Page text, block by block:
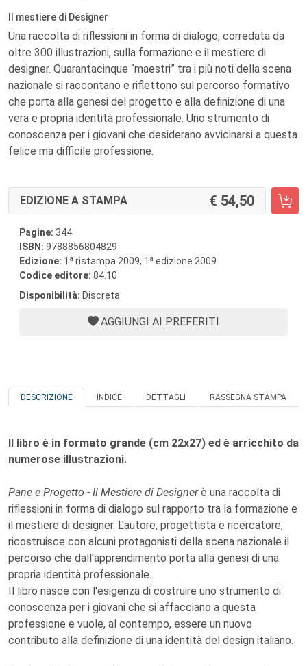
Il mestiere di Designer
Una raccolta di riflessioni in forma di dialogo, corredata da
oltre 300 illustrazioni, sulla formazione e il mestiere di
designer. Quarantacinque “maestri” tra i più noti della scena
nazionale si raccontano e riflettono sul percorso formativo
che porta alla genesi del progetto e alla definizione di una
vera e propria identità professionale. Uno strumento di
conoscenza per i giovani che desiderano avvicinarsi a questa
felice ma difficile professione.
EDIZIONE A STAMPA 54,50
Pagine: 344
ISBN: 9788856804829
Edizione: 1 a ristampa 2009, 1 a edizione 2009
Codice editore: 84.10
Disponibilità: Discreta
AGGIUNGI AI PREFERITI
DESCRIZIONE INDICE DETTAGLI RASSEGNA STAMPA
Il libro è in formato grande (cm 22x27) ed è arricchito da
numerose illustrazioni.
Pane e Progetto - Il Mestiere di Designerè una raccolta di
riflessioni in forma di dialogo sul rapporto tra la formazione e
il mestiere di designer. L'autore, progettista e ricercatore,
ricostruisce con alcuni protagonisti della scena nazionale il
percorso che dall'apprendimento porta alla genesi di una
propria identità professionale.
Il libro nasce con l'esigenza di costruire uno strumento di
conoscenza per i giovani che si affacciano a questa
professione e vuole, al contempo, essere un nuovo
contributo alla definizione di una identità del design italiano.